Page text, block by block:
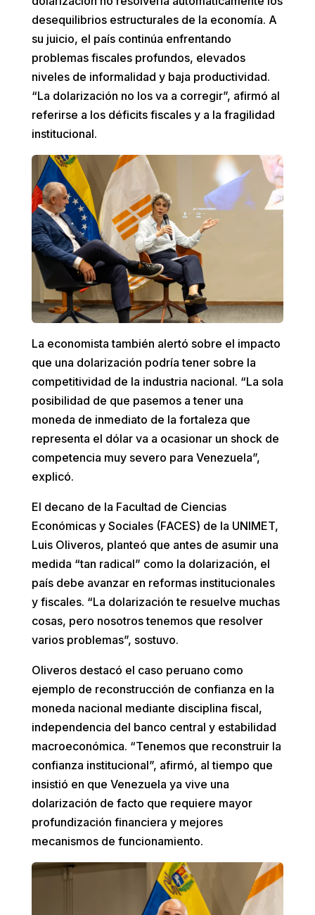
desequilibrios estructurales de la economía. A
su juicio, el país continúa enfrentando
problemas fiscales profundos, elevados
niveles de informalidad y baja productividad.
“La dolarización no los va a corregir”, afirmó al
referirse a los déficits fiscales y a la fragilidad
institucional.
La economista también alertó sobre el impacto
que una dolarización podría tener sobre la
competitividad de la industria nacional. “La sola
posibilidad de que pasemos a tener una
moneda de inmediato de la fortaleza que
representa el dólar va a ocasionar un shock de
competencia muy severo para Venezuela”,
explicó.
El decano de la Facultad de Ciencias
Económicas y Sociales (FACES) de la UNIMET,
Luis Oliveros, planteó que antes de asumir una
medida “tan radical” como la dolarización, el
país debe avanzar en reformas institucionales
y fiscales. “La dolarización te resuelve muchas
cosas, pero nosotros tenemos que resolver
varios problemas”, sostuvo.
Oliveros destacó el caso peruano como
ejemplo de reconstrucción de confianza en la
moneda nacional mediante disciplina fiscal,
independencia del banco central y estabilidad
macroeconómica. “Tenemos que reconstruir la
confianza institucional”, afirmó, al tiempo que
insistió en que Venezuela ya vive una
dolarización de facto que requiere mayor
profundización financiera y mejores
mecanismos de funcionamiento.